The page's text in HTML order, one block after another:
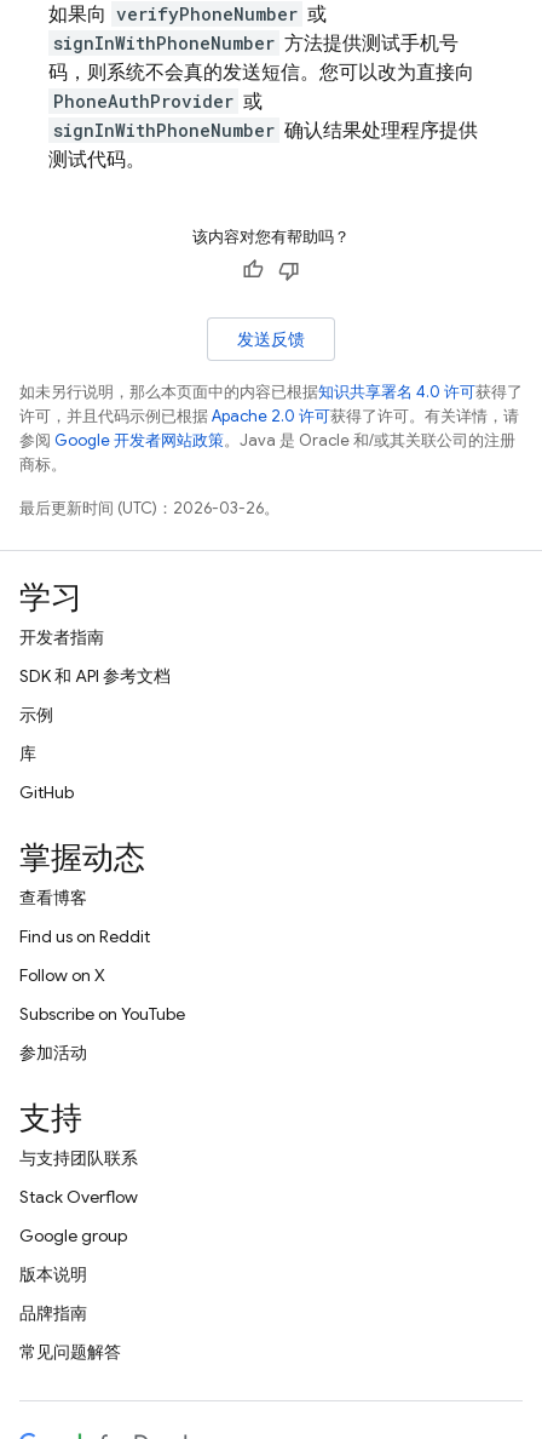
如果向 verifyPhoneNumber 或
signInWithPhoneNumber 方法提供测试手机号
码，则系统不会真的发送短信。您可以改为直接向
PhoneAuthProvider 或
signInWithPhoneNumber 确认结果处理程序提供
测试代码。
该内容对您有帮助吗？
发送反馈
如未另行说明，那么本页面中的内容已根据知识共享署名 4.0 许可获得了
许可，并且代码示例已根据Apache 2.0 许可获得了许可。有关详情，请
参阅 Google 开发者网站政策。Java 是 Oracle 和/或其关联公司的注册
商标。
最后更新时间 (UTC)：2026-03-26。
学习
开发者指南
SDK 和 API 参考文档
示例
库
GitHub
掌握动态
查看博客
Find us on Reddit
Follow on X
Subscribe on YouTube
参加活动
支持
与支持团队联系
Stack Overflow
Google group
版本说明
品牌指南
常见问题解答